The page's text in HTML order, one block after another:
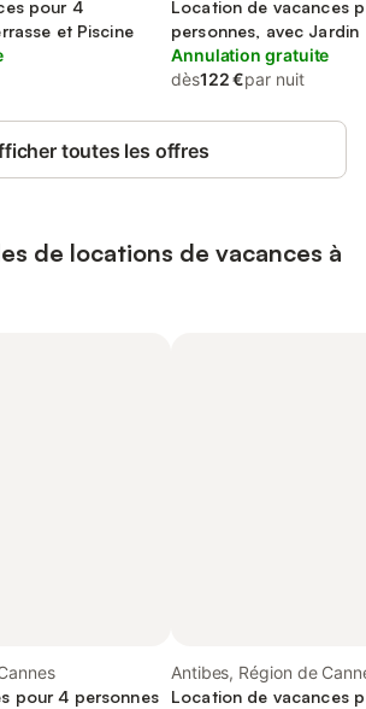
pour 4
et Piscine
Location de vacances
personnes, avec Jardin
Annulation gratuite
dès122 €par nuit
toutes les offres
de locations de vacances à
pour 4 personnes
Antibes, Région de
Location de vacances